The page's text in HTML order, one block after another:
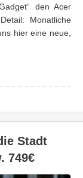
den Acer
Monatliche
hier eine neue,
Stadt
749€